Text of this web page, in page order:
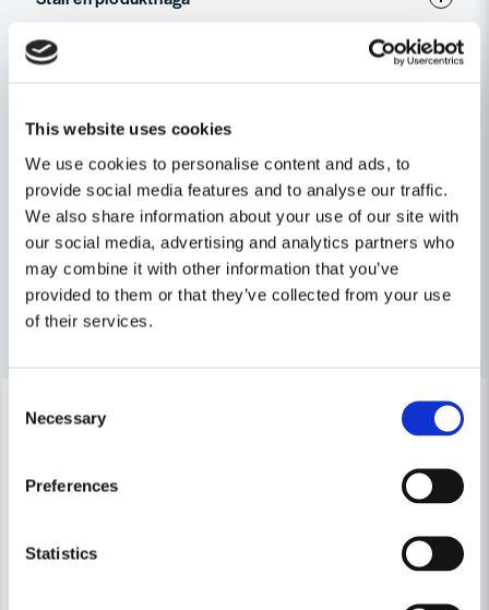
This website uses cookies
We use cookies to personalise content and ads, to
provide social media features and to analyse our traffic.
We also share information about your use of our site with
our social media, advertising and analytics partners who
may combine it with other information that you’ve
provided to them or that they’ve collected from your use
of their services.
Selection
Necessary
Preferences
Statistics
question
Fråga oss något om denna produkten...
name
Namn
emailMejladress
Relaterade kategorier
Tillbehör & förbrukning
Maskin, Laser & Handverktyg
Trädgårdsmaskiner
Andra produkter i kategorin